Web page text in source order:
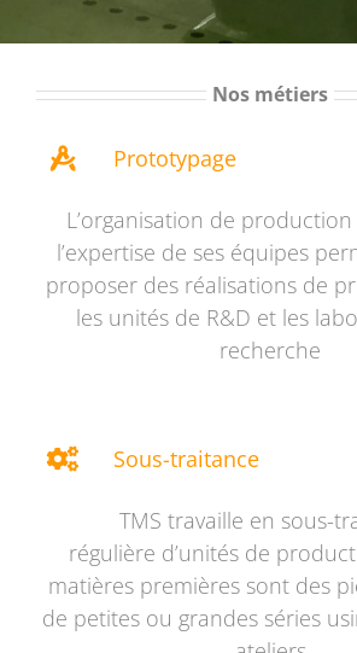
Nos métiers
Prototypage
L’organisation de
l’expertise de ses équipes
proposer des réalisations de
les unités de R&D et les
recherche
Sous-traitance
TMS travaille en sous-
régulière d’unités de
matières premières sont des
de petites ou grandes séries